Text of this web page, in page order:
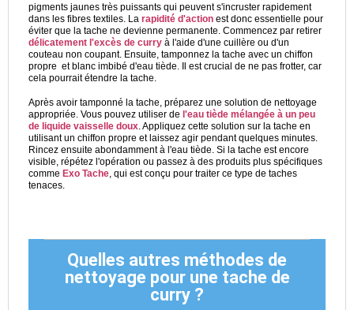
pigments jaunes très puissants qui peuvent s'incruster rapidement
dans les fibres textiles. La rapidité d'action est donc essentielle pour
éviter que la tache ne devienne permanente. Commencez par retirer
délicatement l'excès de curry à l'aide d'une cuillère ou d'un
couteau non coupant. Ensuite, tamponnez la tache avec un chiffon
propre et blanc imbibé d'eau tiède. Il est crucial de ne pas frotter, car
cela pourrait étendre la tache.
Après avoir tamponné la tache, préparez une solution de nettoyage
appropriée. Vous pouvez utiliser de l'eau tiède mélangée à un peu
de liquide vaisselle doux. Appliquez cette solution sur la tache en
utilisant un chiffon propre et laissez agir pendant quelques minutes.
Rincez ensuite abondamment à l'eau tiède. Si la tache est encore
visible, répétez l'opération ou passez à des produits plus spécifiques
comme Exo Tache, qui est conçu pour traiter ce type de taches
tenaces.
Quelles autres méthodes de
nettoyage pour une tache de
curry ?